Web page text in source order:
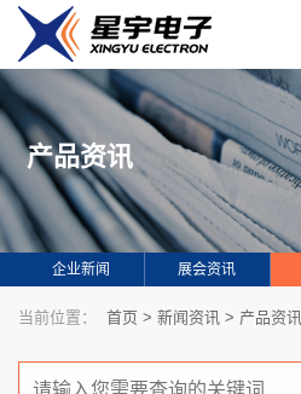
产品资讯
企业新闻 展会资讯
当前位置： 首页 > 新闻资讯 > 产品资讯